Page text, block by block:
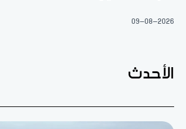
09-08-2026
الأحدث